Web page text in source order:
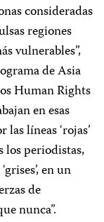
consideradas
regiones
vulnerables”,
de Asia
Human Rights
en esas
líneas ‘rojas’
los periodistas,
en un
de
nunca”.